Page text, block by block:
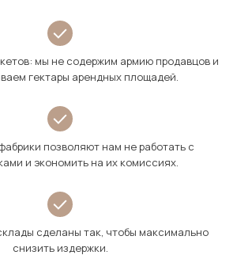
мы не содержим армию продавцов и
гектары арендных площадей.
позволяют нам не работать с
и экономить на их комиссиях.
сделаны так, чтобы максимально
снизить издержки.